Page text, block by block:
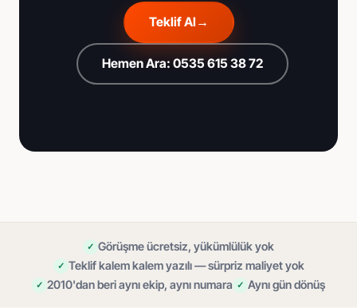
Teklif Al →
Hemen Ara: 0535 615 38 72
Görüşme ücretsiz, yükümlülük yok
Teklif kalem kalem yazılı — sürpriz maliyet yok
2010'dan beri aynı ekip, aynı numara
Aynı gün dönüş